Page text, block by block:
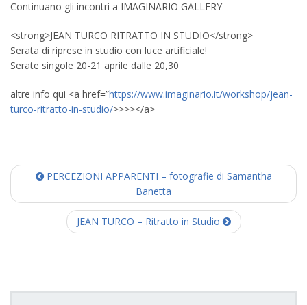
Continuano gli incontri a IMAGINARIO GALLERY
<strong>JEAN TURCO RITRATTO IN STUDIO</strong>
Serata di riprese in studio con luce artificiale!
Serate singole 20-21 aprile dalle 20,30
altre info qui <a href=”https://www.imaginario.it/workshop/jean-
turco-ritratto-in-studio/>>>></a>
PERCEZIONI APPARENTI – fotografie di Samantha
Banetta
JEAN TURCO – Ritratto in Studio